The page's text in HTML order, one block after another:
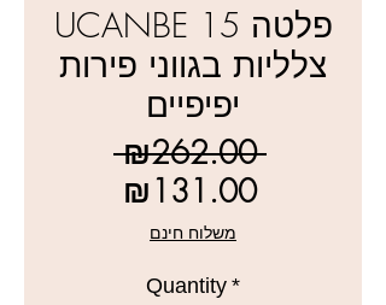
UCANBE פלטה 15
צלליות בגווני פירות
יפיפיים
₪262.00 Regular
₪131.00Sale
משלוח חינם
Quantity *